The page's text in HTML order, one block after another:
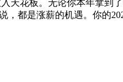
天花板。无论你本年拿到了
，都是涨薪的机遇。你的